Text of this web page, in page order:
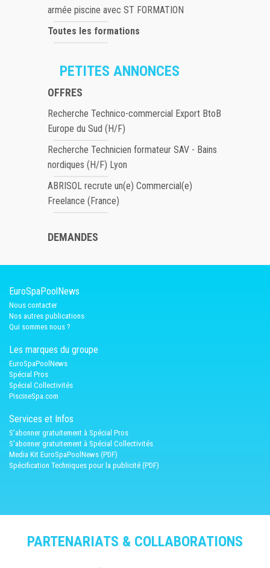
armée piscine avec ST FORMATION
Toutes les formations
PETITES ANNONCES
OFFRES
Recherche Technico-commercial Export BtoB
Europe du Sud (H/F)
Recherche Technicien formateur SAV - Bains
nordiques (H/F) Lyon
ABRISOL recrute un(e) Commercial(e)
Freelance (France)
DEMANDES
EuroSpaPoolNews
Nous contacter
Nos autres publications
Qui sommes nous ?
Les marques du groupe
EuroSpaPoolNews
Spécial Pros
Spécial Collectivités
PiscineSpa.com
Services et Infos
S'abonner gratuitement à Spécial Pros
S'abonner gratuitement à Spécial Collectivités
Media Kit EuroSpaPoolNews (PDF)
Spécification Techniques pour la publicité (PDF)
PARTENARIATS & COLLABORATIONS